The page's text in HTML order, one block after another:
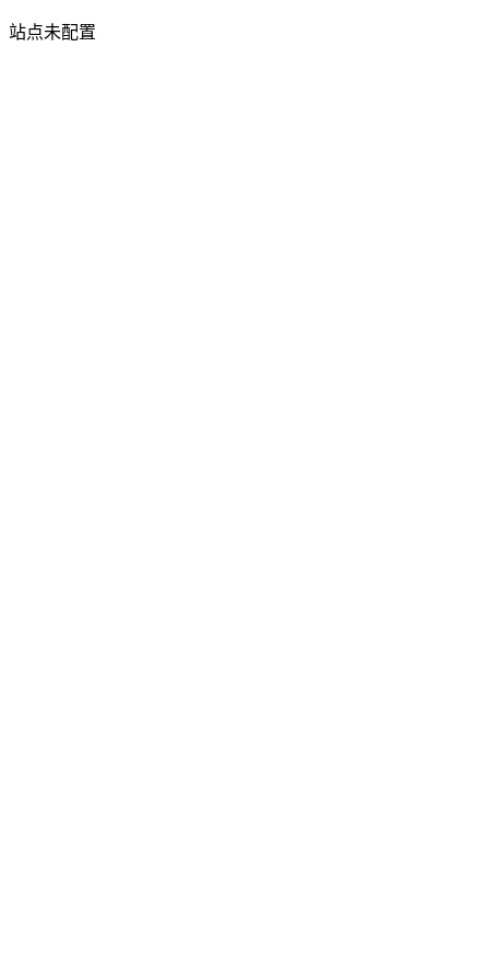
站点未配置